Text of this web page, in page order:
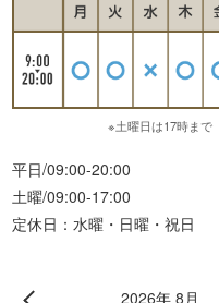
※土曜日は17時まで
平日/09:00-20:00
土曜/09:00-17:00
定休日：水曜・日曜・祝日
2026年 8月